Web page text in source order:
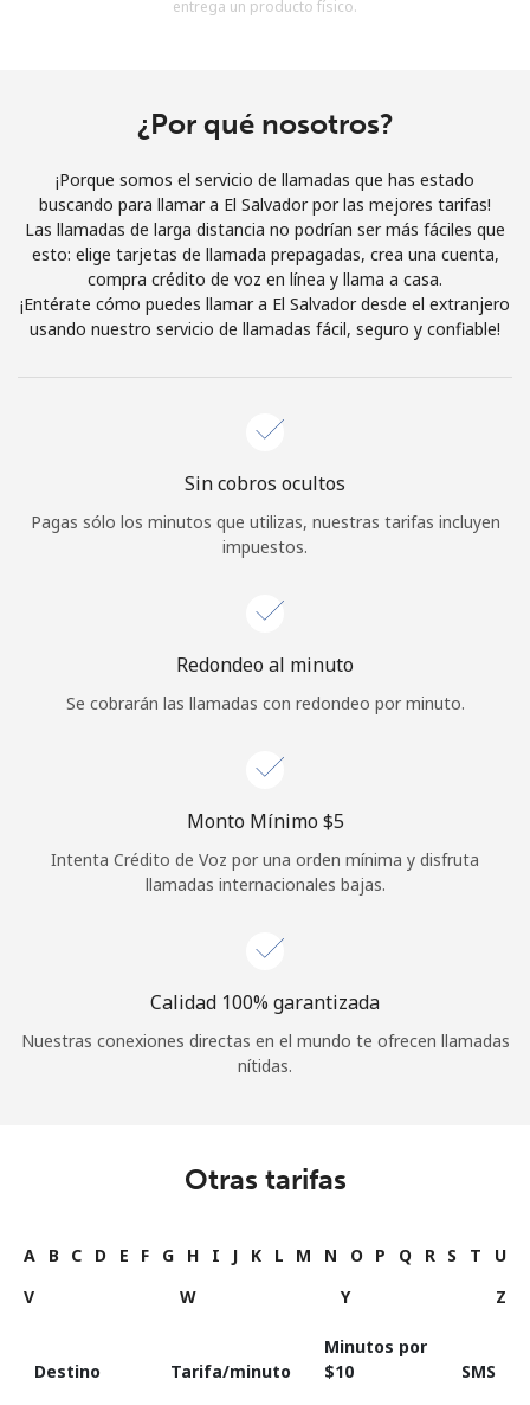
Al abrir una cuenta en este sitio web, estoy de acuerdo con
Únete
¡Hola!
Inicia sesión oREGÍSTRATE →
¿Olvidaste tu contraseña? →
Iniciar Sesión
entrega un producto físico.
¿Por qué nosotros?
¡Porque somos el servicio de llamadas que has estado
buscando para llamar a El Salvador por las mejores tarifas!
Las llamadas de larga distancia no podrían ser más fáciles que
esto: elige tarjetas de llamada prepagadas, crea una cuenta,
compra crédito de voz en línea y llama a casa.
¡Entérate cómo puedes llamar a El Salvador desde el extranjero
usando nuestro servicio de llamadas fácil, seguro y confiable!
Sin cobros ocultos
Pagas sólo los minutos que utilizas, nuestras tarifas incluyen
impuestos.
Redondeo al minuto
Se cobrarán las llamadas con redondeo por minuto.
Monto Mínimo ⁦$5⁩
Intenta Crédito de Voz por una orden mínima y disfruta
llamadas internacionales bajas.
Calidad 100% garantizada
Nuestras conexiones directas en el mundo te ofrecen llamadas
nítidas.
Otras tarifas
A B C D E F G H I J K L M N O P Q R S T
U
V
W Y Z
Destino Tarifa/minuto
Minutos por
⁦$10⁩
SMS